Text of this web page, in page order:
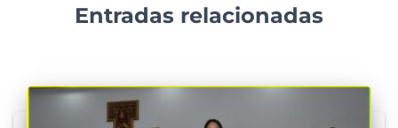
Entradas relacionadas